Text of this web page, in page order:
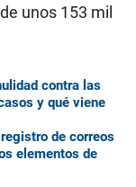
unos 153 mil
contra las
y qué viene
de correos
elementos de